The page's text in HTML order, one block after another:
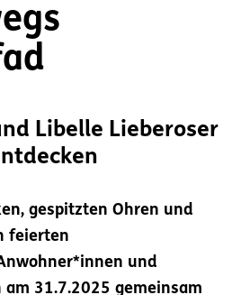
Libelle Lieberoser
gespitzten Ohren und
feierten
und
31.7.2025 gemeinsam